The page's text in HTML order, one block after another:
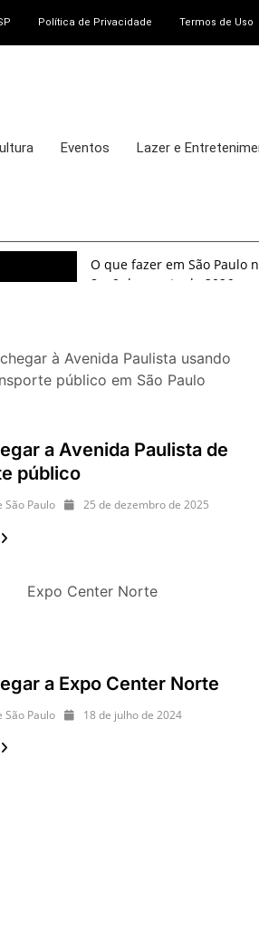
Política de Privacidade Termos de Uso
Eventos Lazer e
O que fazer em São Paulo
8 e 9 de agosto de 2026
100ª Festa da Achiropita
O que fazer em São
exposições, parques e
O que fazer em São Paulo
O que fazer em São Paulo
Copa do Mundo,
O que fazer em São
com festas julinas,
lazer para toda a família
à Avenida Paulista usando
público em São Paulo
a Avenida Paulista de
público
São Paulo 25 de dezembro de 2025
Expo Center Norte
a Expo Center Norte
São Paulo 18 de julho de 2024